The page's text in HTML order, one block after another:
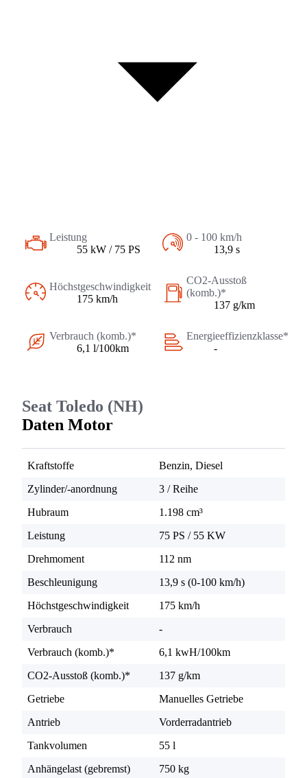
Leistung
55 kW / 75 PS
0 - 100 km/h
13,9 s
Höchstgeschwindigkeit
175 km/h
CO2-Ausstoß
(komb.)*
137 g/km
Verbrauch (komb.)*
6,1 l/100km
Energieeffizienzklasse*
-
Seat Toledo (NH)
Daten Motor
Kraftstoffe
Benzin, Diesel
Zylinder/-anordnung
3 / Reihe
Hubraum
1.198 cm³
Leistung
75 PS / 55 KW
Drehmoment
112 nm
Beschleunigung
13,9 s (0-100 km/h)
Höchstgeschwindigkeit
175 km/h
Verbrauch
-
Verbrauch (komb.)*
6,1 kwH/100km
CO2-Ausstoß (komb.)*
137 g/km
Getriebe
Manuelles Getriebe
Antrieb
Vorderradantrieb
Tankvolumen
55 l
Anhängelast (gebremst)
750 kg